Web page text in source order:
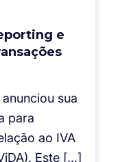
e
sua
para
ao IVA
Este […]